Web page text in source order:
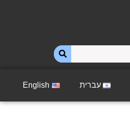
עברית English